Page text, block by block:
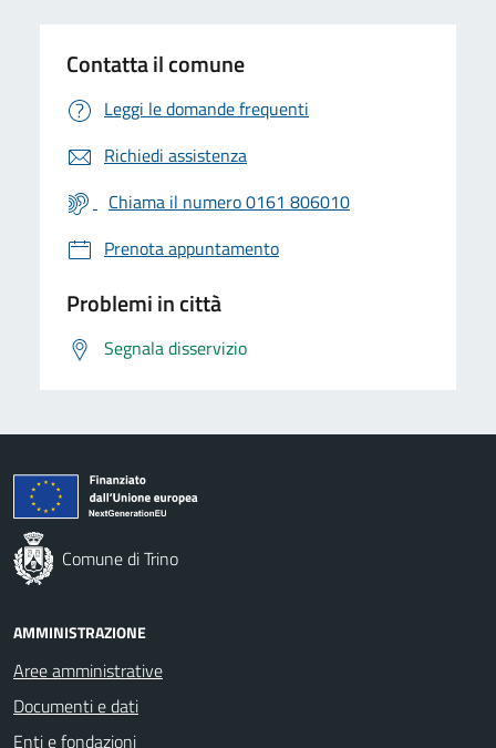
Contatta il comune
Leggi le domande frequenti
Richiedi assistenza
Chiama il numero 0161 806010
Prenota appuntamento
Problemi in città
Segnala disservizio
Comune di Trino
AMMINISTRAZIONE
Aree amministrative
Documenti e dati
Enti e fondazioni